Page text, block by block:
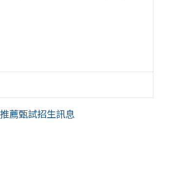
薦甄試招生訊息